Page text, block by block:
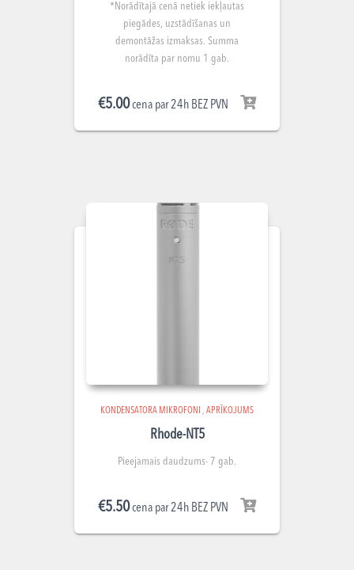
*Norādītajā cenā netiek iekļautas
piegādes, uzstādīšanas un
demontāžas izmaksas. Summa
norādīta par nomu 1 gab.
€5.00cena par 24h BEZ PVN
KONDENSATORA MIKROFONI , APRĪKOJUMS
Rhode-NT5
Pieejamais daudzums- 7 gab.
€5.50cena par 24h BEZ PVN